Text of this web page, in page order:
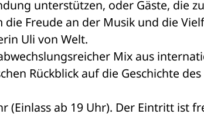
unterstützen, oder Gäste, die
Freude an der Musik und die
Uli von Welt.
Mix aus
Rückblick auf die Geschichte des
(Einlass ab 19 Uhr). Der Eintritt ist